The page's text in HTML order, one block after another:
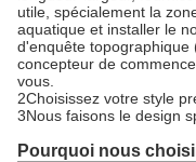
utile, spécialement la
aquatique et installer le
d'enquête topographique
concepteur de
vous.
2Choisissez votre style
3Nous faisons le design
Pourquoi nous